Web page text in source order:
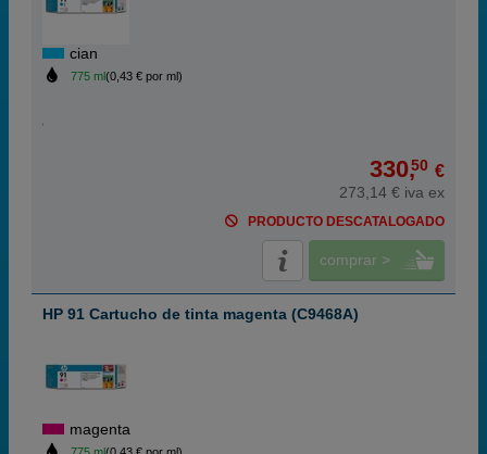
cian
775 ml(0,43 € por ml)
330,50 €
273,14 € iva ex
PRODUCTO DESCATALOGADO
comprar >
HP 91 Cartucho de tinta magenta (C9468A)
magenta